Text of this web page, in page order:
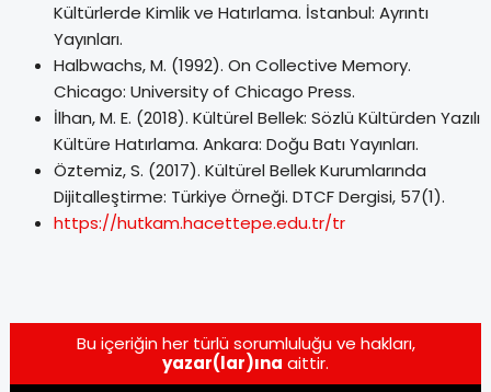
Kültürlerde Kimlik ve Hatırlama. İstanbul: Ayrıntı
Yayınları.
Halbwachs, M. (1992). On Collective Memory.
Chicago: University of Chicago Press.
İlhan, M. E. (2018). Kültürel Bellek: Sözlü Kültürden Yazılı
Kültüre Hatırlama. Ankara: Doğu Batı Yayınları.
Öztemiz, S. (2017). Kültürel Bellek Kurumlarında
Dijitalleştirme: Türkiye Örneği. DTCF Dergisi, 57(1).
https://hutkam.hacettepe.edu.tr/tr
Bu içeriğin her türlü sorumluluğu ve hakları,
yazar(lar)ına aittir.